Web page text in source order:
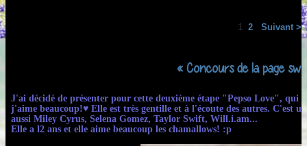
1 2 Suivant >
« Concours de la page
J'ai décidé de présenter pour cette deuxième étape "Pepso Love", qui
j'aime beaucoup!♥ Elle est très gentille et à l'écoute des autres. C'est
aussi Miley Cyrus, Selena Gomez, Taylor Swift, Will.i.am...
Elle a l2 ans et elle aime beaucoup les chamallows! :p